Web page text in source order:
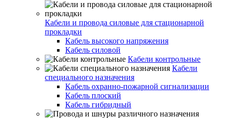
Кабели и провода силовые для стационарной
прокладки
Кабель высокого напряжения
Кабель силовой
Кабели контрольные
Кабели
специального назначения
Кабель охранно-пожарной сигнализации
Кабель плоский
Кабель гибридный